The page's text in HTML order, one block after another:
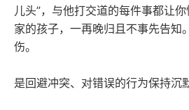
儿头”，与他打交道的每件事都让
家的孩子，一再晚归且不事先告知
伤。
是回避冲突、对错误的行为保持沉